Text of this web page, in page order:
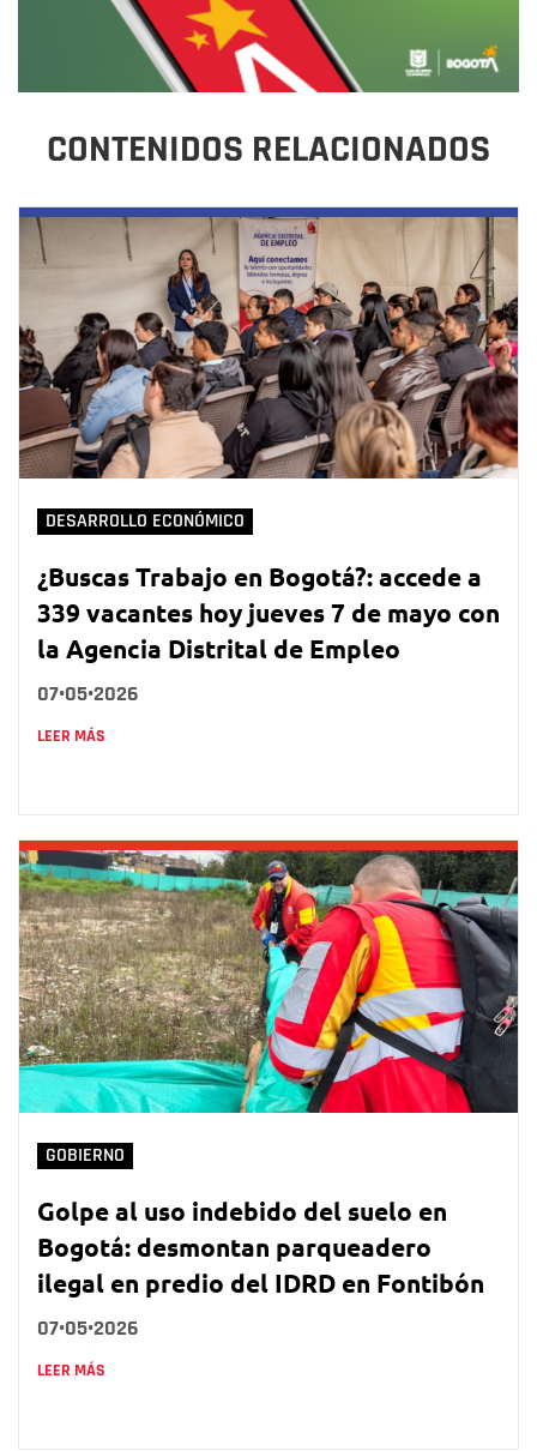
CONTENIDOS RELACIONADOS
DESARROLLO ECONÓMICO
¿Buscas Trabajo en Bogotá?: accede a
339 vacantes hoy jueves 7 de mayo con
la Agencia Distrital de Empleo
07•05•2026
LEER MÁS
GOBIERNO
Golpe al uso indebido del suelo en
Bogotá: desmontan parqueadero
ilegal en predio del IDRD en Fontibón
07•05•2026
LEER MÁS